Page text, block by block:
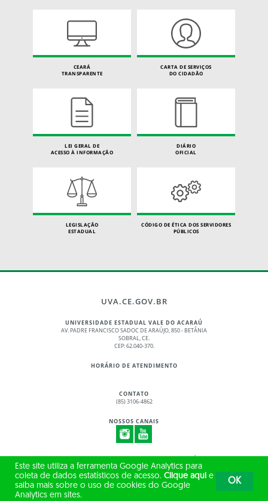
CEARÁ
TRANSPARENTE
CARTA DE SERVIÇOS
DO CIDADÃO
LEI GERAL DE
ACESSO À INFORMAÇÃO
DIÁRIO
OFICIAL
LEGISLAÇÃO
ESTADUAL
CÓDIGO DE ÉTICA DOS SERVIDORES
PÚBLICOS
UVA.CE.GOV.BR
UNIVERSIDADE ESTADUAL VALE DO ACARAÚ
AV. PADRE FRANCISCO SADOC DE ARAÚJO, 850 - BETÂNIA
SOBRAL, CE.
CEP: 62.040-370.
HORÁRIO DE ATENDIMENTO
CONTATO
(85) 3106-4862
NOSSOS CANAIS
© 2017 - 2026 – GOVERNO DO ESTADO DO CEARÁ
TODOS OS DIREITOS RESERVADOS
Este site utiliza a ferramenta Google Analytics para
coleta de dados estatísticos de acesso. Clique aqui e
saiba mais sobre o uso de cookies do Google
Analytics em sites.
OK